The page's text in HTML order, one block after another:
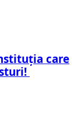
care